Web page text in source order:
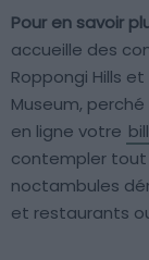
Pour en savoir
accueille des
Roppongi Hills
Museum,
en ligne votre
contempler tout
noctambules
et restaurants